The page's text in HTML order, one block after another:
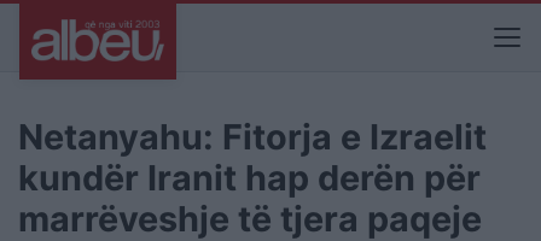
Netanyahu: Fitorja e Izraelit
kundër Iranit hap derën për
marrëveshje të tjera paqeje